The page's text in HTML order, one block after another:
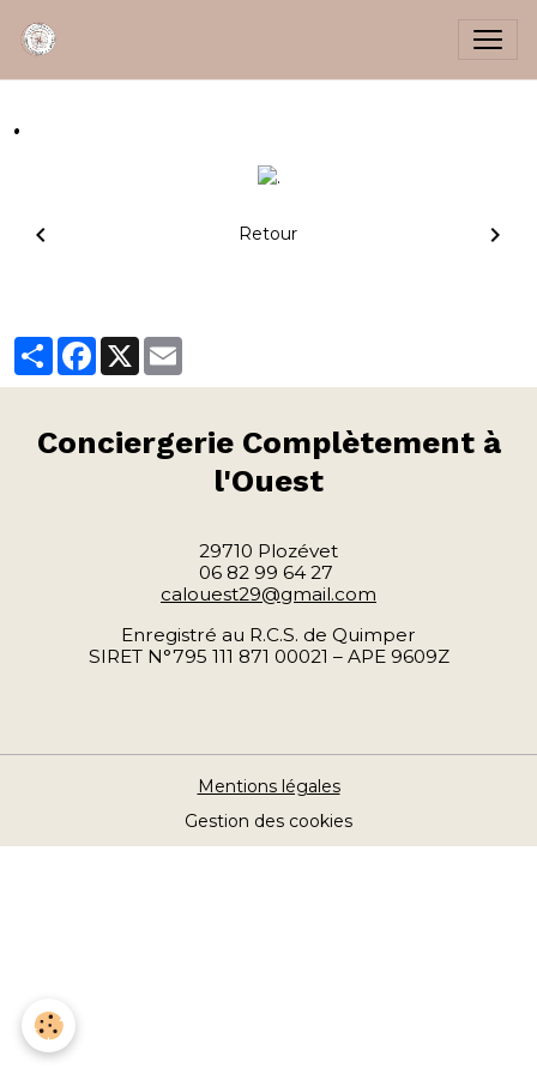
.
Retour
PartagerFacebook
X
Conciergerie Complètement à
l'Ouest
29710 Plozévet
06 82 99 64 27
calouest29@gmail.com
Enregistré au R.C.S. de Quimper
SIRET N°795 111 871 00021 – APE 9609Z
Mentions légales
Gestion des cookies